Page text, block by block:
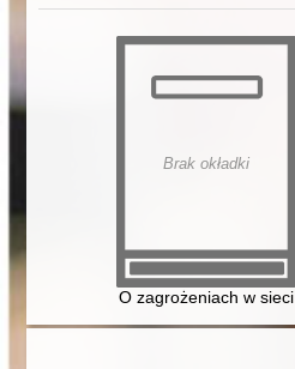
Brak okładki
O zagrożeniach w sieci